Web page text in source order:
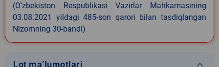
(O‘zbekiston Respublikasi Vazirlar Mahkamasining
03.08.2021 yildagi 485-son qarori bilan tasdiqlangan
Nizomning 30-bandi)
Lot ma’lumotlari keyboard_arrow_down